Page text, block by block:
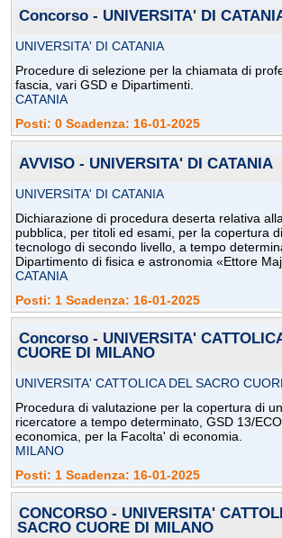
Concorso - UNIVERSITA' DI
UNIVERSITA' DI CATANIA
Procedure di selezione per la chiamata di
fascia, vari GSD e Dipartimenti.
CATANIA
Posti: 0 Scadenza: 16-01-2025
AVVISO - UNIVERSITA' DI CATANIA
UNIVERSITA' DI CATANIA
Dichiarazione di procedura deserta relativa
pubblica, per titoli ed esami, per la copertura
tecnologo di secondo livello, a tempo
Dipartimento di fisica e astronomia «Ettore
CATANIA
Posti: 1 Scadenza: 16-01-2025
Concorso - UNIVERSITA'
CUORE DI MILANO
UNIVERSITA' CATTOLICA DEL SACRO
Procedura di valutazione per la copertura di
ricercatore a tempo determinato, GSD 13/
economica, per la Facolta' di economia.
MILANO
Posti: 1 Scadenza: 16-01-2025
CONCORSO - UNIVERSITA'
SACRO CUORE DI MILANO